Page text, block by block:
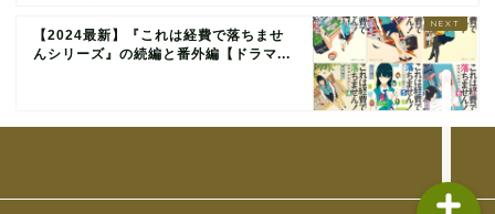
【2024最新】『これは経費で落ちませ
んシリーズ』の続編と番外編【ドラマ...
問い合わせ
管理人ガチレビュー